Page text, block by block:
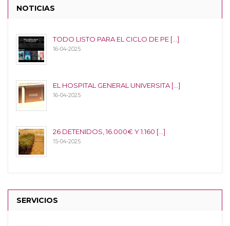
NOTICIAS
TODO LISTO PARA EL CICLO DE PE [...]
16-04-2025
EL HOSPITAL GENERAL UNIVERSITA [...]
16-04-2025
26 DETENIDOS, 16.000€ Y 1.160 [...]
15-04-2025
SERVICIOS